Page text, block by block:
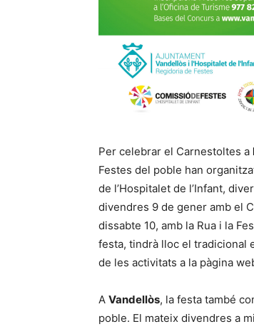
Per celebrar el Carnestoltes a
Festes del poble han
de l’Hospitalet de l’Infant,
divendres 9 de gener amb el
dissabte 10, amb la Rua i la
festa, tindrà lloc el tradicional
de les activitats a la pàgina
A Vandellòs, la festa també
poble. El mateix divendres a